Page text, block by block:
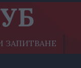
ЗАПИТВАНЕ